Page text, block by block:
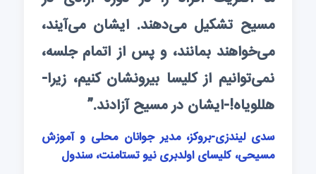
مسیح تشکیل می‌دهند. ایشان می‌آیند،
می‌خواهند بمانند، و پس از اتمام جلسه،
نمی‌توانیم از کلیسا بیرونشان کنیم، زیرا-
هللویاه!-ایشان در مسیح آزادند.”
سدی لیندزی-بروکز، مدیر جوانان محلی و آموزش
مسیحی، کلیسای اولدبری نیو تستامنت، سندول